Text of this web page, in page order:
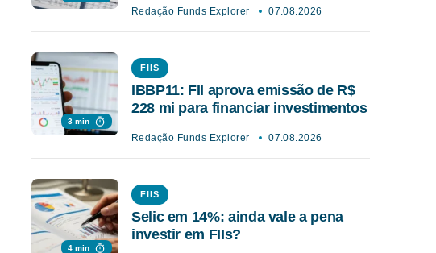
Redação Funds Explorer 07.08.2026
3 min
FIIS
IBBP11: FII aprova emissão de R$
228 mi para financiar investimentos
Redação Funds Explorer 07.08.2026
4 min
FIIS
Selic em 14%: ainda vale a pena
investir em FIIs?